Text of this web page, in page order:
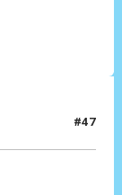
#47